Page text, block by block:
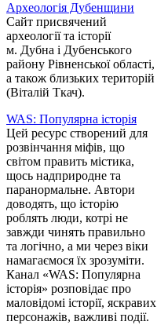
Археологія Дубенщини
Сайт присвячений
археології та історії
м. Дубна і Дубенського
району Рівненської області,
а також близьких територій
(Віталій Ткач).
WAS: Популярна історія
Цей ресурс створений для
розвінчання міфів, що
світом править містика,
щось надприродне та
паранормальне. Автори
доводять, що історію
роблять люди, котрі не
завжди чинять правильно
та логічно, а ми через віки
намагаємося їх зрозуміти.
Канал «WAS: Популярна
історія» розповідає про
маловідомі історії, яскравих
персонажів, важливі події.